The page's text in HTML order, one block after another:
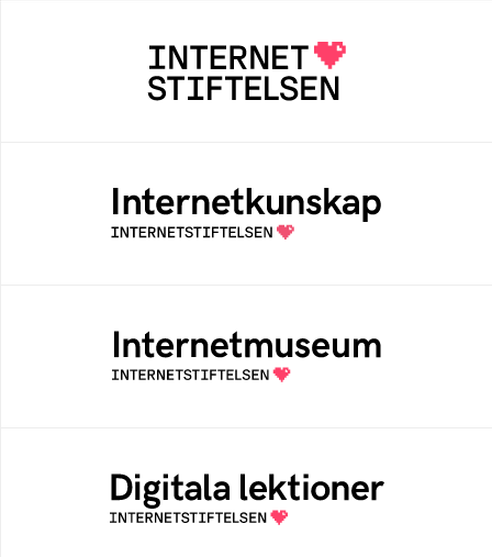
Internetstiftelsen verkar för ett internet som
bidrar positivt till människan och samhället
Samlad kunskap som hjälper dig att bli en
säker och medveten internetanvändare
Ett digitalt museum som byggts, och kureras
av Internetstiftelsen
Öppen digital lärresurs med färdiga lektioner
för alla stadier i grundskolan